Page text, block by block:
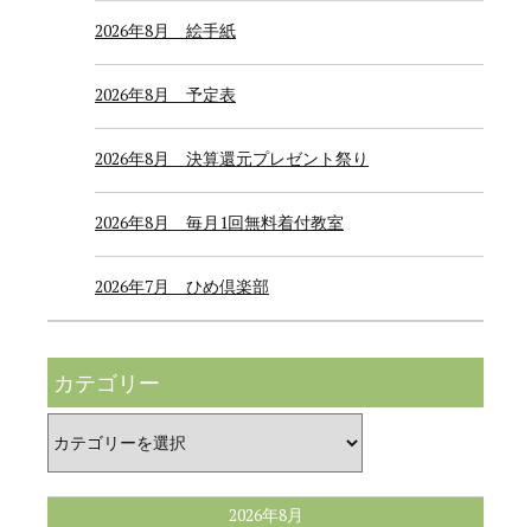
2026年8月 絵手紙
2026年8月 予定表
2026年8月 決算還元プレゼント祭り
2026年8月 毎月1回無料着付教室
2026年7月 ひめ倶楽部
カテゴリー
テ
ゴ
リ
2026年8月